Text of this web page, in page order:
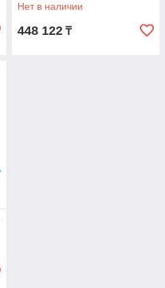
Нет в наличии
448 122 ₸